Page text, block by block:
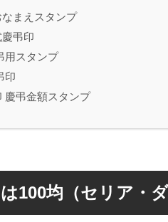
まえスタンプ
弔印
用スタンプ
印
慶弔金額スタンプ
100均（セリア・